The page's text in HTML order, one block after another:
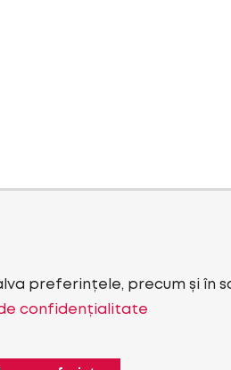
preferințele, precum și în
confidențialitate